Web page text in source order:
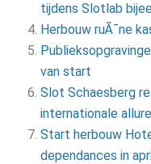
tijdens Slotlab
Herbouw ruÃ¯ne
van start
Slot Schaesberg
internationale allure
Start herbouw
dependances in